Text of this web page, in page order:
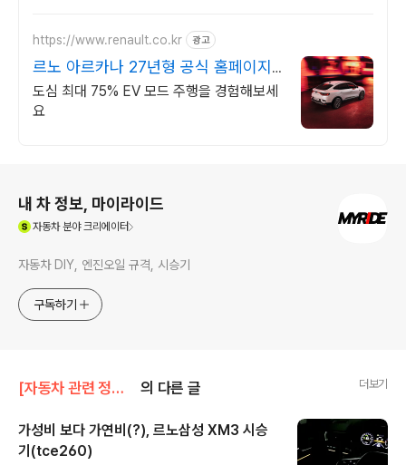
https://www.renault.co.kr 광고
르노 아르카나 27년형 공식 홈페이지
에서 만나보세요
도심 최대 75% EV 모드 주행을 경험해보세
요
내 차 정보, 마이라이드
자동차분야 크리에이터
자동차 DIY, 엔진오일 규격, 시승기
구독하기
[자동차 관련 정보]/자동차 시승기 의 다른 글 더보기
가성비 보다 가연비(?), 르노삼성 XM3 시승
기(tce260)